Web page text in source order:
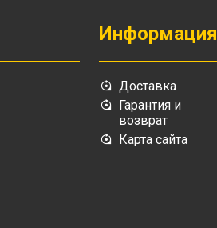
Информация
Доставка
Гарантия и
возврат
Карта сайта